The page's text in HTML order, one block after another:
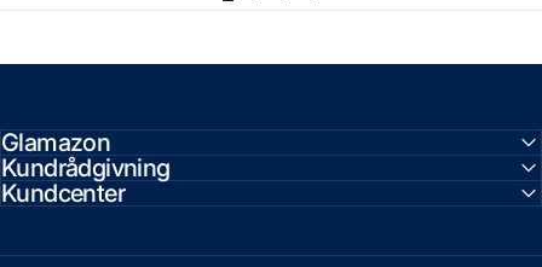
Glamazon
Kundrådgivning
Kundcenter